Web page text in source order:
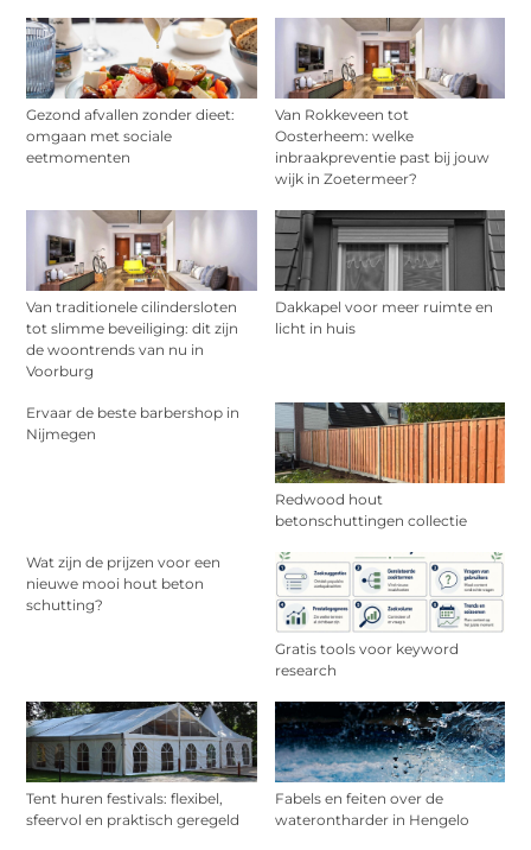
Gezond afvallen zonder dieet:
omgaan met sociale
eetmomenten
Van Rokkeveen tot
Oosterheem: welke
inbraakpreventie past bij jouw
wijk in Zoetermeer?
Van traditionele cilindersloten
tot slimme beveiliging: dit zijn
de woontrends van nu in
Voorburg
Dakkapel voor meer ruimte en
licht in huis
Ervaar de beste barbershop in
Nijmegen
Redwood hout
betonschuttingen collectie
Wat zijn de prijzen voor een
nieuwe mooi hout beton
schutting?
Gratis tools voor keyword
research
Tent huren festivals: flexibel,
sfeervol en praktisch geregeld
Fabels en feiten over de
waterontharder in Hengelo